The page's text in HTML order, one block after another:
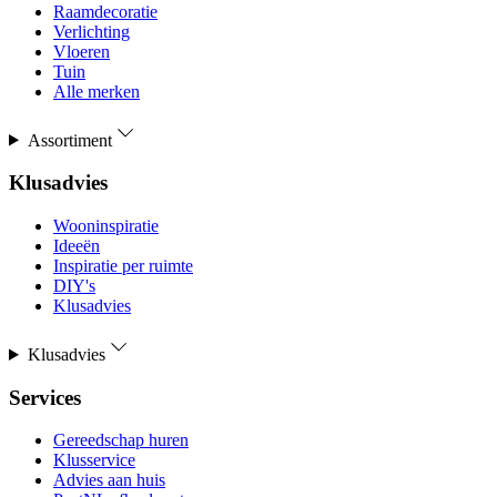
Raamdecoratie
Verlichting
Vloeren
Tuin
Alle merken
Assortiment
Klusadvies
Wooninspiratie
Ideeën
Inspiratie per ruimte
DIY's
Klusadvies
Klusadvies
Services
Gereedschap huren
Klusservice
Advies aan huis